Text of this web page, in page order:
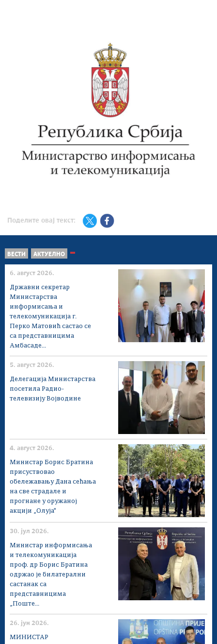
Поделите овај текст:
ВЕСТИ АКТУЕЛНО
6. август 2026.
Државни секретар
Министарства
информисања и
телекомуникација г.
Перко Матовић састао се
са представницима
Амбасаде...
5. август 2026.
Делегација Министарства
посетила Радио-
телевизију Војводине
4. август 2026.
Министар Борис Братина
присуствовао
обележавању Дана сећања
на све страдале и
прогнане у оружаној
акцији „Олуја"
30. јул 2026.
Министар информисања
и телекомуникација
проф. др Борис Братина
одржао је билатерални
састанак са
представницима
„Поште...
26. јун 2026.
МИНИСТАР